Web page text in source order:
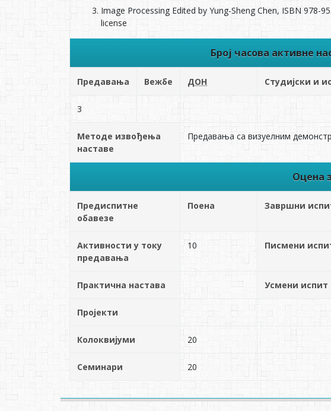
Image Processing Edited by Yung-Sheng Chen, ISBN 978-
license
Број часова активне
Предавања Вежбе ДОН Студијски и
3
Методе извођења
наставе
Предавања са визуелним
Оцена
Предиспитне
обавезе
Поена Завршни
Активности у току
предавања
10 Писмени
Практична настава Усмени испит
Пројекти
Колоквијуми 20
Семинари 20